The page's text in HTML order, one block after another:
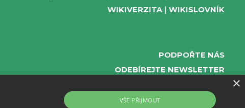
WIKIVERZITA
WIKISLOVNÍK
PODPOŘTE NÁS
ODEBÍREJTE NEWSLETTER
WIKIKOMPAS
×
VŠE PŘIJMOUT